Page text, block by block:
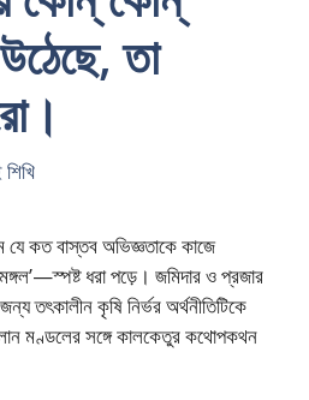
তা
যে কত বাস্তব অভিজ্ঞতাকে কাজে
ধরা পড়ে। জমিদার ও প্রজার
তৎকালীন কৃষি নির্ভর অর্থনীতিটিকে
মণ্ডলের সঙ্গে কালকেতুর কথোপকথন